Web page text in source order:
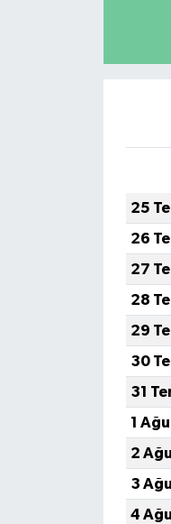
25
26
27
28
29
30
31
1
2
3
4 Ağu